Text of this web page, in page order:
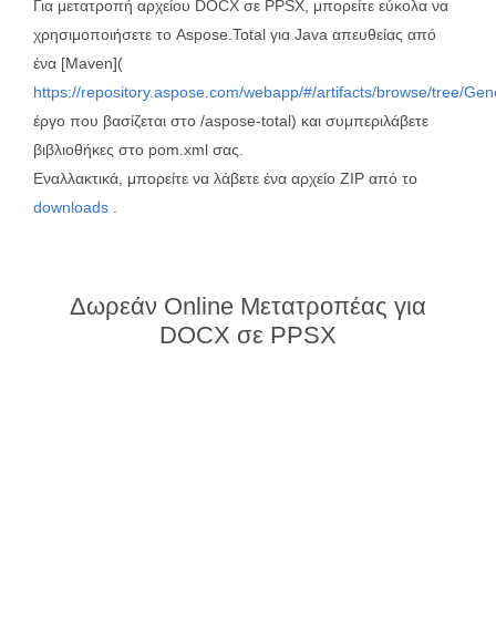
Για μετατροπή αρχείου DOCX σε PPSX, μπορείτε εύκολα να
χρησιμοποιήσετε το Aspose.Total για Java απευθείας από
ένα [Maven](
https://repository.aspose.com/webapp/#/artifacts/browse/tree/
έργο που βασίζεται στο /aspose-total) και συμπεριλάβετε
βιβλιοθήκες στο pom.xml σας.
Εναλλακτικά, μπορείτε να λάβετε ένα αρχείο ZIP από το
downloads
Δωρεάν Online Μετατροπέας για
DOCX σε PPSX